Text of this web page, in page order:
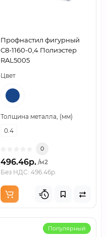
Профнастил фигурный
C8-1160-0,4 Полиэстер
RAL5005
Цвет
Толщина металла, (мм)
0.4
0
496.46р. /м2
Без НДС: 496.46р.
Популярный